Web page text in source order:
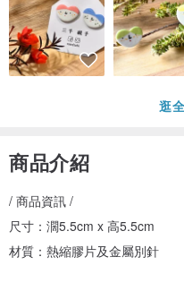
逛
商品介紹
/ 商品資訊 /
尺寸：濶5.5cm x 高5.5cm
材質：熱縮膠片及金屬別針